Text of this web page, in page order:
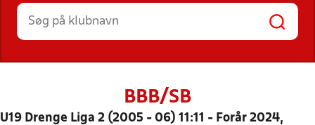
HOLD
BBB/SB
U19 Drenge Liga 2 (2005 - 06) 11:11 - Forår 2024,